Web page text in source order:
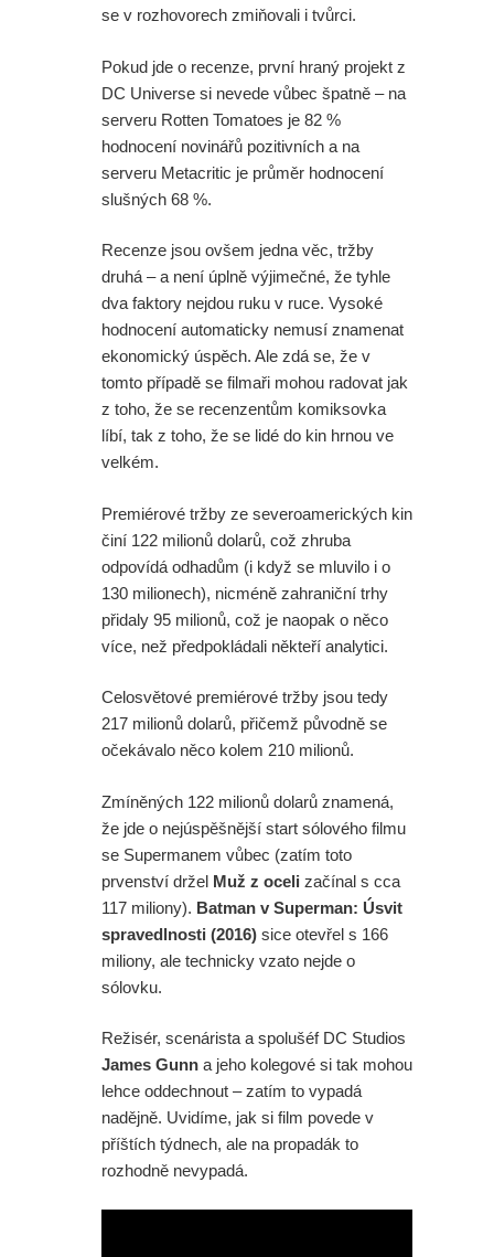
se v rozhovorech zmiňovali i tvůrci.
Pokud jde o recenze, první hraný projekt z
DC Universe si nevede vůbec špatně – na
serveru Rotten Tomatoes je 82 %
hodnocení novinářů pozitivních a na
serveru Metacritic je průměr hodnocení
slušných 68 %.
Recenze jsou ovšem jedna věc, tržby
druhá – a není úplně výjimečné, že tyhle
dva faktory nejdou ruku v ruce. Vysoké
hodnocení automaticky nemusí znamenat
ekonomický úspěch. Ale zdá se, že v
tomto případě se filmaři mohou radovat jak
z toho, že se recenzentům komiksovka
líbí, tak z toho, že se lidé do kin hrnou ve
velkém.
Premiérové tržby ze severoamerických kin
činí 122 milionů dolarů, což zhruba
odpovídá odhadům (i když se mluvilo i o
130 milionech), nicméně zahraniční trhy
přidaly 95 milionů, což je naopak o něco
více, než předpokládali někteří analytici.
Celosvětové premiérové tržby jsou tedy
217 milionů dolarů, přičemž původně se
očekávalo něco kolem 210 milionů.
Zmíněných 122 milionů dolarů znamená,
že jde o nejúspěšnější start sólového filmu
se Supermanem vůbec (zatím toto
prvenství držel Muž z oceli začínal s cca
117 miliony). Batman v Superman: Úsvit
spravedlnosti (2016) sice otevřel s 166
miliony, ale technicky vzato nejde o
sólovku.
Režisér, scenárista a spolušéf DC Studios
James Gunn a jeho kolegové si tak mohou
lehce oddechnout – zatím to vypadá
nadějně. Uvidíme, jak si film povede v
příštích týdnech, ale na propadák to
rozhodně nevypadá.